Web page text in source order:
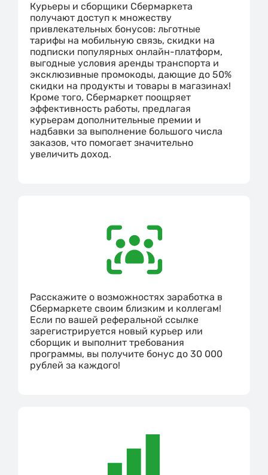
Курьеры и сборщики Сбермаркета
получают доступ к множеству
привлекательных бонусов: льготные
тарифы на мобильную связь, скидки на
подписки популярных онлайн-платформ,
выгодные условия аренды транспорта и
эксклюзивные промокоды, дающие до 50%
скидки на продукты и товары в магазинах!
Кроме того, Сбермаркет поощряет
эффективность работы, предлагая
курьерам дополнительные премии и
надбавки за выполнение большого числа
заказов, что помогает значительно
увеличить доход.
Расскажите о возможностях заработка в
Сбермаркете своим близким и коллегам!
Если по вашей реферальной ссылке
зарегистрируется новый курьер или
сборщик и выполнит требования
программы, вы получите бонус до 30 000
рублей за каждого!